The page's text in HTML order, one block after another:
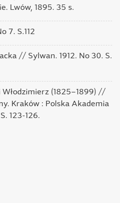
Lwów, 1895. 35 s.
7. S.112
// Sylwan. 1912. No 30. S.
(1825–1899) //
Kraków : Polska Akademia
123-126.